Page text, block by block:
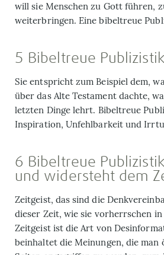
will sie Menschen zu Gott führen,
weiterbringen. Eine bibeltreue
5 Bibeltreue
Sie entspricht zum Beispiel dem,
über das Alte Testament dachte,
letzten Dinge lehrt. Bibeltreue
Inspiration, Unfehlbarkeit und
6 Bibeltreue
und widersteht dem
Zeitgeist, das sind die
dieser Zeit, wie sie vorherrschen
Zeitgeist ist die Art von
beinhaltet die Meinungen, die